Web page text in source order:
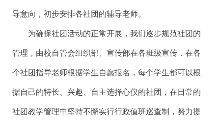
导意向，初步安排各社团的辅导老师。
为确保社团活动的正常开展，我们逐步规范社团的
管理，由校自管会组织部、宣传部在各班级宣传，在各
个社团指导老师根据学生自愿报名，每个学生都可以根
据自己的特长、兴趣、自主选择心仪的社团，在日常的
社团教学管理中坚持不懈实行行政值班巡查制，努力提